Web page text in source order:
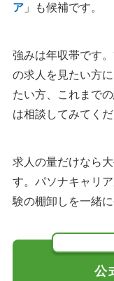
ア 」も候補です。
強みは年収帯です
の求人を見たい方
たい方、これまで
は相談してみてくだ
求人の量だけなら
す。パソナキャリ
験の棚卸しを一緒
公